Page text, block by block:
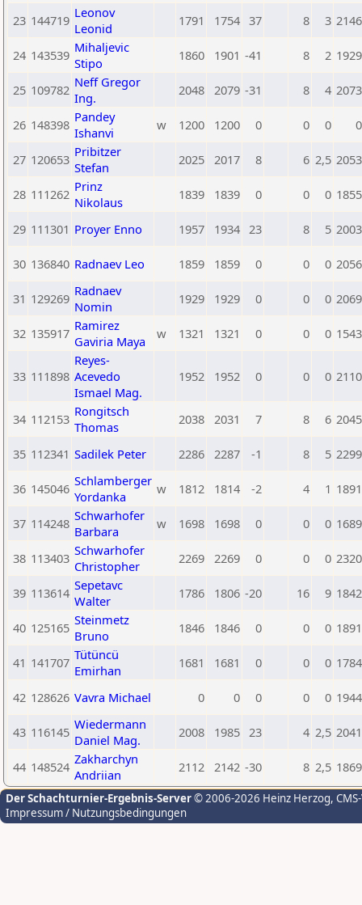
23 144719 Leonov
Leonid
1791 1754 37 8 3 2146
24 143539 Mihaljevic
Stipo
1860 1901 -41 8 2 1929
25 109782 Neff Gregor
Ing.
2048 2079 -31 8 4 2073
26 148398 Pandey
Ishanvi
w 1200 1200 0 0 0 0
27 120653 Pribitzer
Stefan
2025 2017 8 6 2,5 2053
28 111262 Prinz
Nikolaus
1839 1839 0 0 0 1855
29 111301 Proyer Enno 1957 1934 23 8 5 2003
30 136840 Radnaev Leo 1859 1859 0 0 0 2056
31 129269 Radnaev
Nomin
1929 1929 0 0 0 2069
32 135917 Ramirez
Gaviria Maya
w 1321 1321 0 0 0 1543
33 111898
Reyes-
Acevedo
Ismael Mag.
1952 1952 0 0 0 2110
34 112153 Rongitsch
Thomas
2038 2031 7 8 6 2045
35 112341 Sadilek Peter 2286 2287 -1 8 5 2299
36 145046 Schlamberger
Yordanka
w 1812 1814 -2 4 1 1891
37 114248 Schwarhofer
Barbara
w 1698 1698 0 0 0 1689
38 113403 Schwarhofer
Christopher
2269 2269 0 0 0 2320
39 113614 Sepetavc
Walter
1786 1806 -20 16 9 1842
40 125165 Steinmetz
Bruno
1846 1846 0 0 0 1891
41 141707 Tütüncü
Emirhan
1681 1681 0 0 0 1784
42 128626 Vavra Michael 0 0 0 0 0 1944
43 116145 Wiedermann
Daniel Mag.
2008 1985 23 4 2,5 2041
44 148524 Zakharchyn
Andriian
2112 2142 -30 8 2,5 1869
Der Schachturnier-Ergebnis-Server© 2006-2026 Heinz Herzog,
Impressum / Nutzungsbedingungen